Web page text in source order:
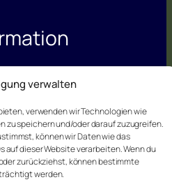
verwalten
verwenden wir Technologien wie
zu speichern und/oder darauf zuzugreifen.
können wir Daten wie das
auf dieser Website verarbeiten. Wenn du
zurückziehst, können bestimmte
werden.